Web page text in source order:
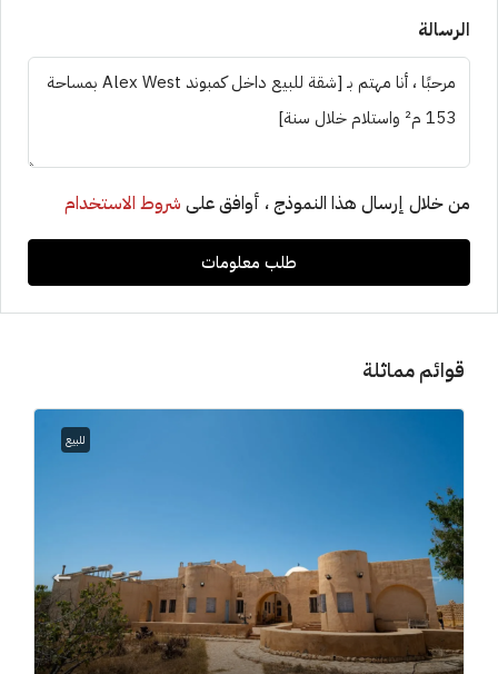
الرسالة
من خلال إرسال هذا النموذج ، أوافق على شروط الاستخدام
طلب معلومات
قوائم مماثلة
للبيع